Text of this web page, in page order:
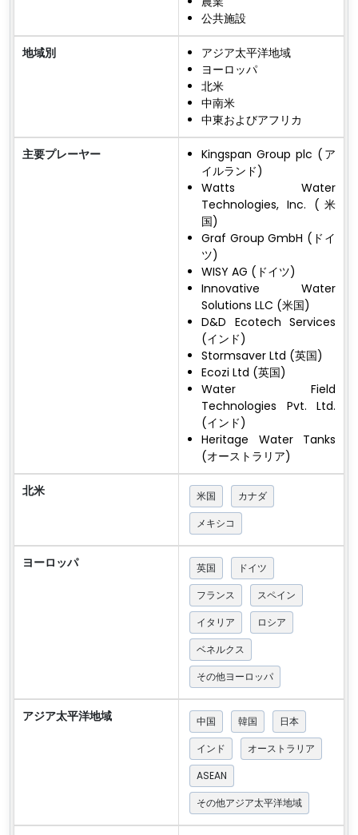
公共施設
地域別
アジア太平洋地域
ヨーロッパ
北米
中南米
中東およびアフリカ
主要プレーヤー
Kingspan Group plc (ア
イルランド)
Watts Water
Technologies, Inc. (米
国)
Graf Group GmbH (ドイ
ツ)
WISY AG (ドイツ)
Innovative Water
Solutions LLC (米国)
D&D Ecotech Services
(インド)
Stormsaver Ltd (英国)
Ecozi Ltd (英国)
Water Field
Technologies Pvt. Ltd.
(インド)
Heritage Water Tanks
(オーストラリア)
北米 米国
カナダ
メキシコ
ヨーロッパ 英国
ドイツ
フランス
スペイン
イタリア
ロシア
ベネルクス
その他ヨーロッパ
アジア太平洋地域 中国 韓国
日本
インド
オーストラリア
ASEAN
その他アジア太平洋地域